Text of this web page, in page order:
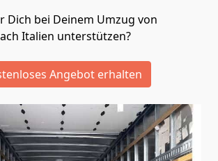
Dich bei Deinem Umzug von
Italien unterstützen?
Angebot erhalten